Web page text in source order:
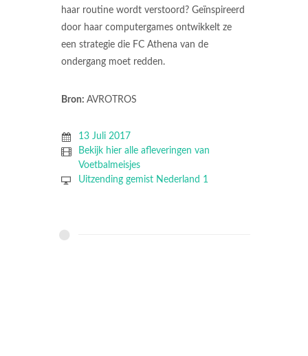
haar routine wordt verstoord? Geïnspireerd
door haar computergames ontwikkelt ze
een strategie die FC Athena van de
ondergang moet redden.
Bron: AVROTROS
13 Juli 2017
Bekijk hier alle afleveringen van
Voetbalmeisjes
Uitzending gemist Nederland 1